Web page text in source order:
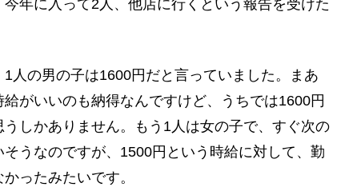
年に入って2人、他店に行くという報告を受けた
人の男の子は1600円だと言っていました。まあ
がいいのも納得なんですけど、うちでは1600円
しかありません。もう1人は女の子で、すぐ次の
うなのですが、1500円という時給に対して、勤
ったみたいです。